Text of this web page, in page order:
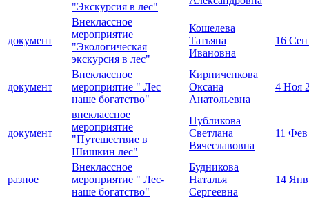
"Экскурсия в лес"
документ
Внеклассное
мероприятие
"Экологическая
экскурсия в лес"
Кошелева
Татьяна
Ивановна
16
документ
Внеклассное
мероприятие " Лес
наше богатство"
Кирпиченкова
Оксана
Анатольевна
4 Ноя
документ
внеклассное
мероприятие
"Путешествие в
Шишкин лес"
Публикова
Светлана
Вячеславовна
11
разное
Внеклассное
мероприятие " Лес-
наше богатство"
Будникова
Наталья
Сергеевна
14